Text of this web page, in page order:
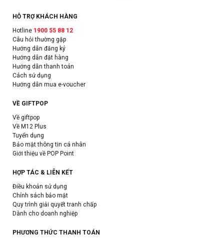
HỖ TRỢ KHÁCH HÀNG
Hotline 1900 55 88 12
Câu hỏi thường gặp
Hướng dẫn đăng ký
Hướng dẫn đặt hàng
Hướng dẫn thanh toán
Cách sử dụng
Hướng dẫn mua e-voucher
VỀ GIFTPOP
Về giftpop
Về M12 Plus
Tuyển dụng
Bảo mật thông tin cá nhân
Giới thiệu về POP Point
HỢP TÁC & LIÊN KẾT
Điều khoản sử dụng
Chính sách bảo mật
Quy trình giải quyết tranh chấp
Dành cho doanh nghiệp
PHƯƠNG THỨC THANH TOÁN